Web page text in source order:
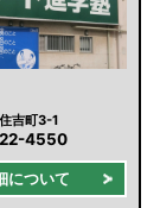
吉町3-1
4550
について